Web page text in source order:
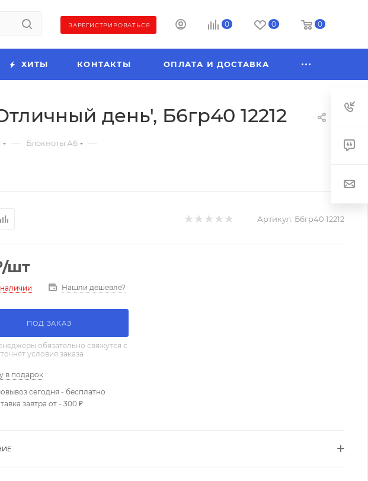
ЗАРЕГИСТРИРОВАТЬСЯ 0 0 0
ХИТЫ КОНТАКТЫ ОПЛАТА И ДОСТАВКА
день', Б6гр40 12212
— Блокноты А6 —
Артикул: Б6гр40 12212
/шт
Нашли дешевле?
ПОД ЗАКАЗ
обязательно свяжутся с
условия заказа
в подарок
сегодня - бесплатно
завтра от - 300 ₽